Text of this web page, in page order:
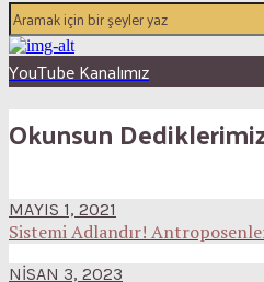
YouTube Kanalımız
Okunsun
MAYIS 1, 2021
Sistemi Adlandır!
NISAN 3, 2023